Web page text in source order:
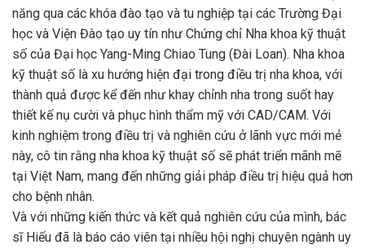
năng qua các khóa đào tạo và tu nghiệp tại các Trường Đại
học và Viện Đào tạo uy tín như Chứng chỉ Nha khoa kỹ thuật
số của Đại học Yang-Ming Chiao Tung (Đài Loan). Nha khoa
kỹ thuật số là xu hướng hiện đại trong điều trị nha khoa, với
thành quả được kể đến như khay chỉnh nha trong suốt hay
thiết kế nụ cười và phục hình thẩm mỹ với CAD/CAM. Với
kinh nghiệm trong điều trị và nghiên cứu ở lãnh vực mới mẻ
này, cô tin rằng nha khoa kỹ thuật số sẽ phát triển mãnh mẽ
tại Việt Nam, mang đến những giải pháp điều trị hiệu quả hơn
cho bệnh nhân.
Và với những kiến thức và kết quả nghiên cứu của mình, bác
sĩ Hiếu đã là báo cáo viên tại nhiều hội nghị chuyên ngành uy